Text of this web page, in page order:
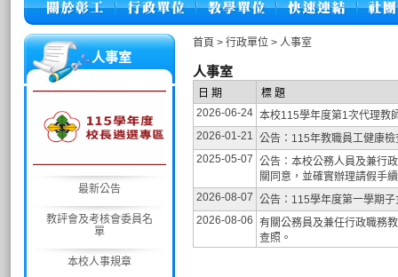
人事室
最新公告
教評會及考核會委員名
單
本校人事規章
首頁 > 行政單位 > 人事室
人事室
日 期
標 題
2026-06-24 本校115學年度第1次代理教
2026-01-21 公告：115年教職員工健康
2025-05-07 公告：本校公務人員及兼行
關同意，並確實辦理請假手
2026-08-07 公告：115學年度第一學期
2026-08-06 有關公務員及兼任行政職務
查照。